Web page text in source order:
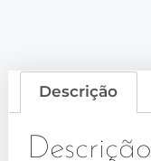
Descrição
Descrição